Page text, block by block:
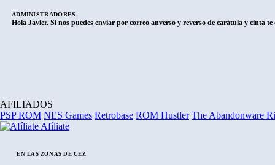
ADMINISTRADORES
Hola Javier. Si nos puedes enviar por correo anverso y reverso de carátula y cinta
AFILIADOS
PSP ROM NES Games Retrobase ROM Hustler The Abandonware
Afíliate
EN LAS ZONAS DE CEZ